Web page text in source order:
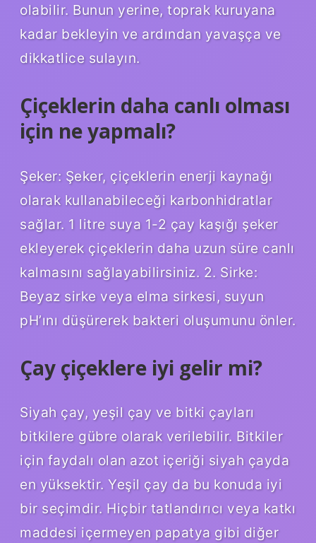
olabilir. Bunun yerine, toprak kuruyana
kadar bekleyin ve ardından yavaşça ve
dikkatlice sulayın.
Çiçeklerin daha canlı olması
için ne yapmalı?
Şeker: Şeker, çiçeklerin enerji kaynağı
olarak kullanabileceği karbonhidratlar
sağlar. 1 litre suya 1-2 çay kaşığı şeker
ekleyerek çiçeklerin daha uzun süre canlı
kalmasını sağlayabilirsiniz. 2. Sirke:
Beyaz sirke veya elma sirkesi, suyun
pH’ını düşürerek bakteri oluşumunu önler.
Çay çiçeklere iyi gelir mi?
Siyah çay, yeşil çay ve bitki çayları
bitkilere gübre olarak verilebilir. Bitkiler
için faydalı olan azot içeriği siyah çayda
en yüksektir. Yeşil çay da bu konuda iyi
bir seçimdir. Hiçbir tatlandırıcı veya katkı
maddesi içermeyen papatya gibi diğer